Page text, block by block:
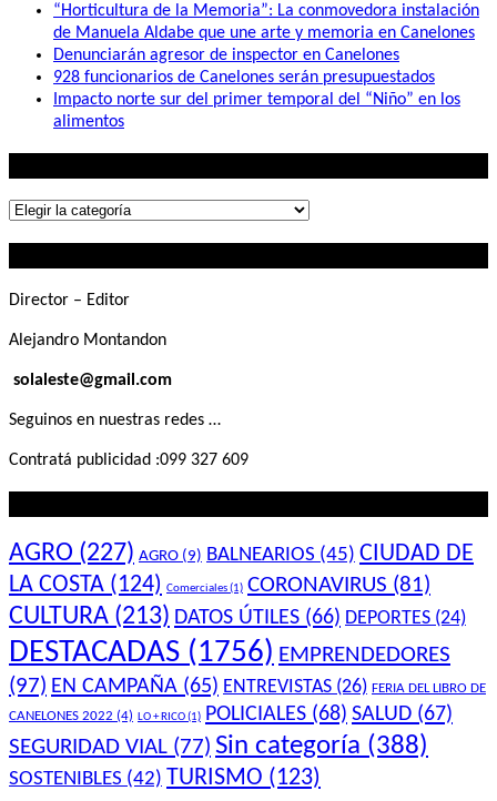
“Horticultura de la Memoria”: La conmovedora instalación
de Manuela Aldabe que une arte y memoria en Canelones
Denunciarán agresor de inspector en Canelones
928 funcionarios de Canelones serán presupuestados
Impacto norte sur del primer temporal del “Niño” en los
alimentos
Lo
Director – Editor
Alejandro Montandon
solaleste@gmail.com
Seguinos en nuestras redes …
Contratá publicidad :099 327 609
AGRO (227) AGRO (9) BALNEARIOS (45) CIUDAD DE
LA COSTA (124) Comerciales(1) CORONAVIRUS (81)
CULTURA (213) DATOS ÚTILES (66) DEPORTES (24)
DESTACADAS (1756) EMPRENDEDORES
(97) EN CAMPAÑA (65) ENTREVISTAS (26) FERIA DEL LIBRO DE
CANELONES 2022 (4) LO + RICO(1) POLICIALES (68) SALUD (67)
SEGURIDAD VIAL (77) Sin categoría (388)
SOSTENIBLES (42) TURISMO (123)